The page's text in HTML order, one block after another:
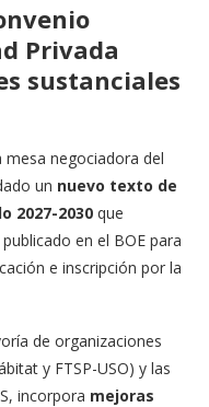
Privada
sustanciales
negociadora del
un nuevo texto de
2027-2030 que
en el BOE para
e inscripción por la
de organizaciones
y FTSP-USO) y las
incorpora mejoras